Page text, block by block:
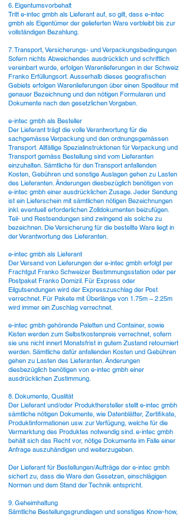
6. Eigentumsvorbehalt
Tritt e-intec gmbh als Lieferant auf, so gilt, dass e-intec
gmbh als Eigentümer der gelieferten Ware verbleibt bis zur
vollständigen Bezahlung.
7. Transport, Versicherungs- und Verpackungsbedingungen
Sofern nichts Abweichendes ausdrücklich und schriftlich
vereinbart wurde, erfolgen Warenlieferungen in der Schweiz
Franko Erfüllungsort. Ausserhalb dieses geografischen
Gebiets erfolgen Warenlieferungen über einen Spediteur mit
genauer Bezeichnung und den nötigen Formularen und
Dokumente nach den gesetzlichen Vorgaben.
e-intec gmbh als Besteller
Der Lieferant trägt die volle Verantwortung für die
sachgemässe Verpackung und den ordnungsgemässen
Transport. Allfällige Spezialinstruktionen für Verpackung und
Transport gemäss Bestellung sind vom Lieferanten
einzuhalten. Sämtliche für den Transport anfallenden
Kosten, Gebühren und sonstige Auslagen gehen zu Lasten
des Lieferanten. Änderungen diesbezüglich benötigen von
e-intec gmbh einer ausdrücklichen Zusage. Jeder Sendung
ist ein Lieferschein mit sämtlichen nötigen Bezeichnungen
inkl. eventuell erforderlichen Zolldokumenten beizufügen.
Teil- und Restsendungen sind zwingend als solche zu
bezeichnen. Die Versicherung für die bestellte Ware liegt in
der Verantwortung des Lieferanten.
e-intec gmbh als Lieferant
Der Versand von Lieferungen der e-intec gmbh erfolgt per
Frachtgut Franko Schweizer Bestimmungsstation oder per
Postpaket Franko Domizil. Für Express oder
Eilgutsendungen wird der Expresszuschlag der Post
verrechnet. Für Pakete mit Überlänge von 1.75m – 2.25m
wird immer ein Zuschlag verrechnet.
e-intec gmbh gehörende Paletten und Container, sowie
Kisten werden zum Selbstkostenpreis verrechnet, sofern
sie uns nicht innert Monatsfrist in gutem Zustand retourniert
werden. Sämtliche dafür anfallenden Kosten und Gebühren
gehen zu Lasten des Lieferanten. Änderungen
diesbezüglich benötigen von e-intec gmbh einer
ausdrücklichen Zustimmung.
8. Dokumente, Qualität
Der Lieferant und/oder Produkthersteller stellt e-intec gmbh
sämtliche nötigen Dokumente, wie Datenblätter, Zertifikate,
Produktinformationen usw. zur Verfügung, welche für die
Vermarktung des Produktes notwendig sind. e-intec gmbh
behält sich das Recht vor, nötige Dokumente im Falle einer
Anfrage auszuhändigen und weiterzugeben.
Der Lieferant für Bestellungen/Aufträge der e-intec gmbh
sichert zu, dass die Ware den Gesetzen, einschlägigen
Normen und dem Stand der Technik entspricht.
9. Geheimhaltung
Sämtliche Bestellungsgrundlagen und sonstiges Know-how,